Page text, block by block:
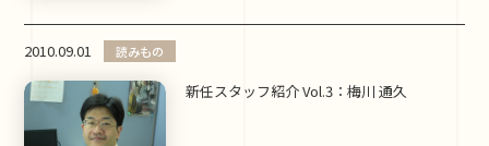
2010.09.01 読みもの
新任スタッフ紹介 Vol.3：梅川 通久